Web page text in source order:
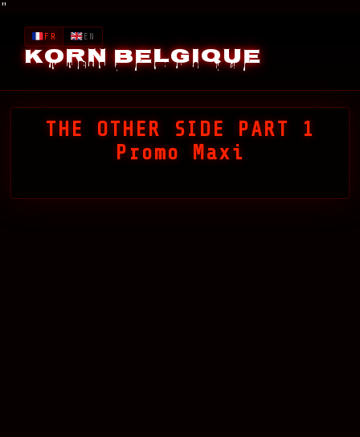
"
Korn Belgique
FR EN
THE OTHER SIDE PART 1
Promo Maxi